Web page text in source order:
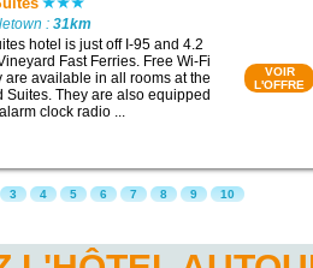
:31km
hotel is just off I-95 and 4.2
Fast Ferries. Free Wi-Fi
are available in all rooms at the
Suites. They are also equipped
clock radio ...
VOIR
L'OFFRE
3 4 5 6 7 8 9 10